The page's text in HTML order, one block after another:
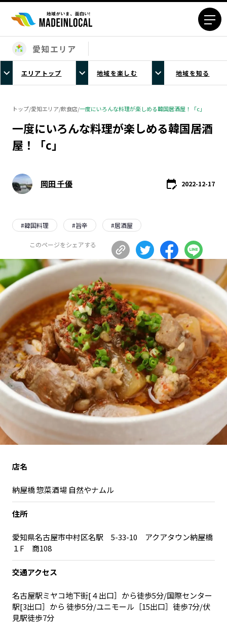
エリアから探す
北海道エリア
青森エリア
秋田エリア
山形エリア
福島エリア
茨城エリア
栃木エリア
東京23区エリア
神奈川エリア
福井エリア
山梨エリア
長野エリア
岐阜エリア
愛知エリア
三重エリア
京都エリア
大阪市エリア
北摂エリア
堺・泉州エリア
河内エリア
兵庫エリア
奈良エリア
和歌山エリア
鳥取エリア
島根エリア
岡山エリア
広島エリア
山口エリア
徳島エリア
香川エリア
愛媛エリア
高知エリア
福岡エリア
佐賀エリア
熊本エリア
大分エリア
宮崎エリア
特集コンテンツ
地域を代表する 企業100選
MILCプロジェクト
イベント
飲食店
地域豆知識
愛知エリア
エリアトップ 地域を楽しむ 地域を知る
トップ/愛知エリア/飲食店/一度にいろんな料理が楽しめる韓国居酒屋！「c」
一度にいろんな料理が楽しめる韓国居酒
屋！「c」
岡田 千優 2022-12-17
#韓国料理 #旨辛 #居酒屋
このページをシェアする
店名
納屋橋 惣菜酒場 自然やナムル
住所
愛知県名古屋市中村区名駅 5-33-10 アクアタウン納屋橋
１F 商108
交通アクセス
名古屋駅ミヤコ地下街[４出口］から徒歩5分/国際センター
駅[3出口］から 徒歩5分/ユニモール［15出口］徒歩7分/伏
見駅徒歩7分